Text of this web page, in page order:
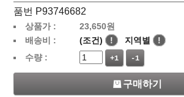
품번 P93746682
상품가 : 23,650원
배송비 :
(조건) ! 지역별
!
수량 :
+1 -1
구매하기